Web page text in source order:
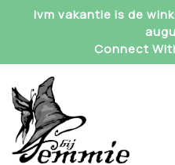
Ivm vakantie is de
Connect